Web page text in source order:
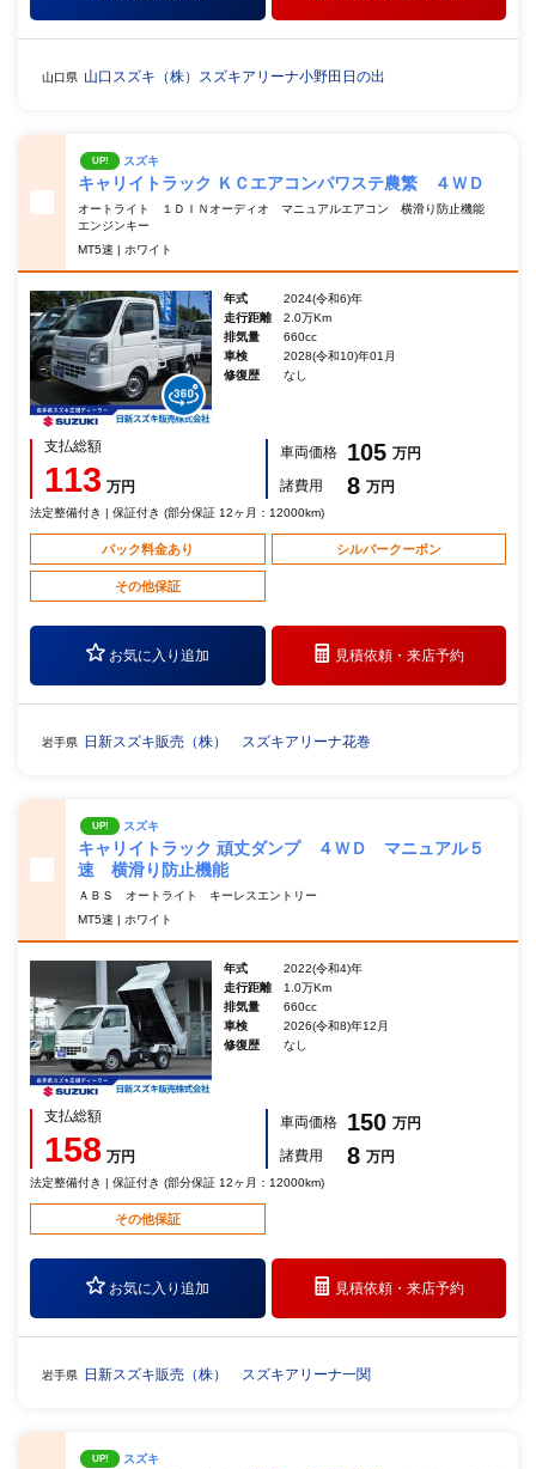
山口県 山口スズキ（株）スズキアリーナ小野田日の出
UP! スズキ
キャリイトラック ＫＣエアコンパワステ農繁 ４ＷＤ
オートライト １ＤＩＮオーディオ マニュアルエアコン 横滑り防止機能
エンジンキー
MT5速 | ホワイト
年式
2024(令和6)年
走行距離
2.0万Km
排気量
660cc
車検
2028(令和10)年01月
修復歴
なし
支払総額
113 万円
車両価格 105 万円
諸費用
8 万円
法定整備付き | 保証付き (部分保証 12ヶ月：12000km)
パック料金あり シルバークーポン
その他保証
お気に入り追加 見積依頼・来店予約
岩手県 日新スズキ販売（株） スズキアリーナ花巻
UP! スズキ
キャリイトラック 頑丈ダンプ ４ＷＤ マニュアル５
速 横滑り防止機能
ＡＢＳ オートライト キーレスエントリー
MT5速 | ホワイト
年式
2022(令和4)年
走行距離
1.0万Km
排気量
660cc
車検
2026(令和8)年12月
修復歴
なし
支払総額
158 万円
車両価格 150 万円
諸費用
8 万円
法定整備付き | 保証付き (部分保証 12ヶ月：12000km)
その他保証
お気に入り追加 見積依頼・来店予約
岩手県 日新スズキ販売（株） スズキアリーナ一関
UP! スズキ